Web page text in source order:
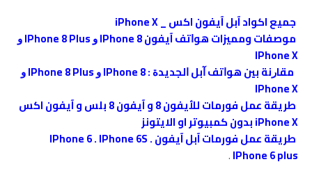
جميع اكواد آبل آيفون اكس _ iPhone X
موصفات ومميزات ﻫﻮﺍﺗﻒ آيفون IPhone 8 ﻭ IPhone 8 Plus ﻭ
IPhone X
ﻣﻘﺎﺭﻧﺔ ﺑﻴﻦ ﻫﻮﺍﺗﻒ ﺁﺑﻞ ﺍﻟﺠﺪﻳﺪﺓ : IPhone 8 ﻭ IPhone 8 Plus ﻭ
IPhone X
طريقة عمل فورمات للأيفون 8 و آيفون 8 بلس و آيفون اكس
iPhone X بدون كمبيوتر او الايتونز
طريقة عمل فورمات آبل آيفون IPhone 6 . IPhone 6S .
IPhone 6 plus
.